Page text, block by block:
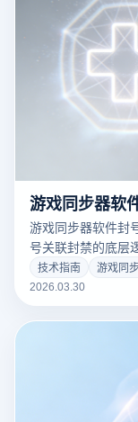
游戏同步器软件封
号关联封禁的底层
云登多开浏览器
底告别批量封号烦恼
技术指南 游戏同
2026.03.30